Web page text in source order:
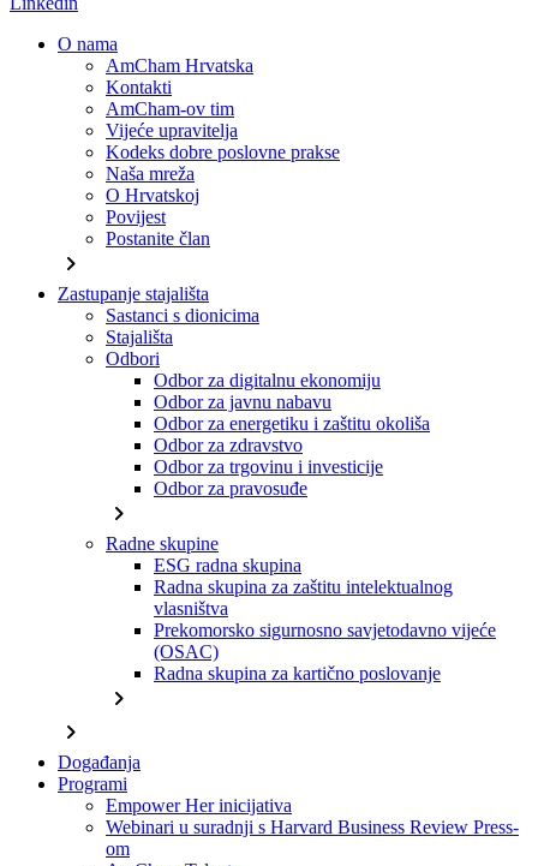
O nama
AmCham Hrvatska
Kontakti
AmCham-ov tim
Vijeće upravitelja
Kodeks dobre poslovne prakse
Naša mreža
O Hrvatskoj
Povijest
Postanite član
chevron_right
Zastupanje stajališta
Sastanci s dionicima
Stajališta
Odbori
Odbor za digitalnu ekonomiju
Odbor za javnu nabavu
Odbor za energetiku i zaštitu okoliša
Odbor za zdravstvo
Odbor za trgovinu i investicije
Odbor za pravosuđe
chevron_right
Radne skupine
ESG radna skupina
Radna skupina za zaštitu intelektualnog
vlasništva
Prekomorsko sigurnosno savjetodavno vijeće
(OSAC)
Radna skupina za kartično poslovanje
chevron_right
chevron_right
Događanja
Programi
Empower Her inicijativa
Webinari u suradnji s Harvard Business Review Press-
om